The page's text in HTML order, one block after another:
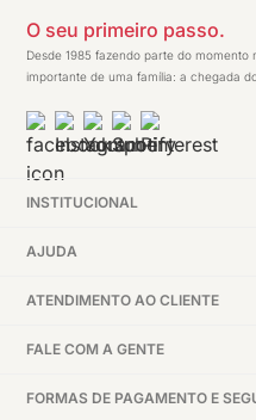
O seu primeiro passo.
Desde 1985 fazendo parte do momento
importante de uma família: a chegada
INSTITUCIONAL
AJUDA
ATENDIMENTO AO CLIENTE
FALE COM A GENTE
FORMAS DE PAGAMENTO E